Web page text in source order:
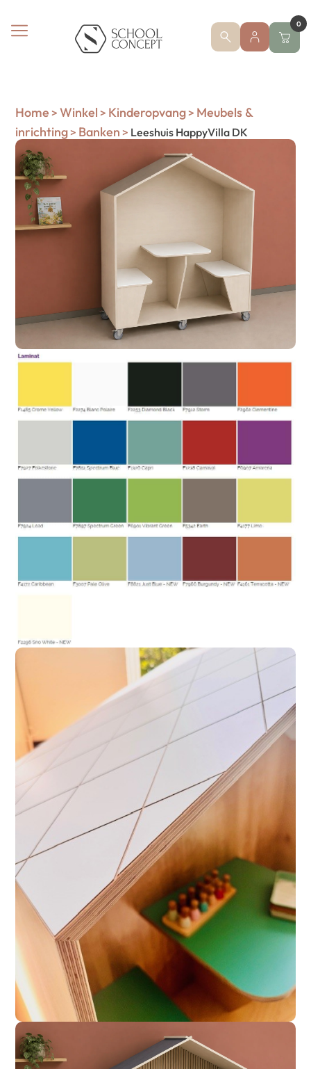
0
Home > Winkel > Kinderopvang> Meubels &
inrichting> Banken > Leeshuis HappyVilla DK